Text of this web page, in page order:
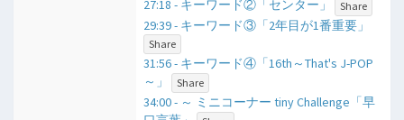
27:18 - キーワード②「センター」 Share
29:39 - キーワード③「2年目が1番重要」
Share
31:56 - キーワード④「16th～That's J-POP
～」
Share
34:00 - ​～ ミニコーナー tiny Challenge「早